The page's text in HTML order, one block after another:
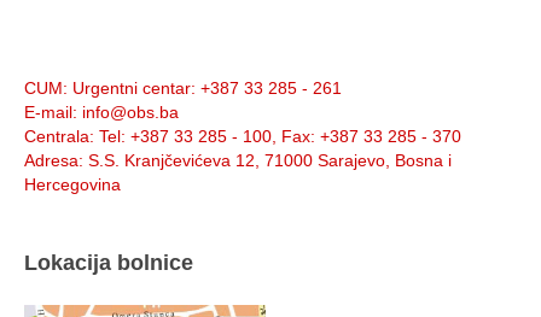
CUM: Urgentni centar: +387 33 285 - 261
E-mail: info@obs.ba
Centrala: Tel: +387 33 285 - 100, Fax: +387 33 285 - 370
Adresa: S.S. Kranjčevićeva 12, 71000 Sarajevo, Bosna i
Hercegovina
Lokacija bolnice